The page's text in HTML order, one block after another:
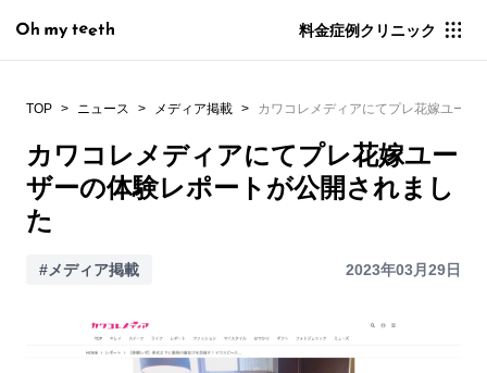
料金症例クリニック
TOP ニュース メディア掲載 カワコレメディアにてプレ花嫁ユー
カワコレメディアにてプレ花嫁ユー
ザーの体験レポートが公開されまし
た
#メディア掲載 2023年03月29日